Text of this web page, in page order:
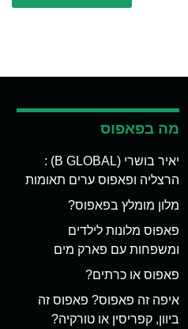
מה בפאפוס
יאיר בושרי (B GLOBAL) :
הרצליה ופאפוס ערים תאומות
מלון מומלץ בפאפוס?
פאפוס מלונות לילדים
ומשפחות עם פארק מים
פאפוס או כרתים?
איפה זה פאפוס? פאפוס זה
ביוון, קפריסין או טורקיה?